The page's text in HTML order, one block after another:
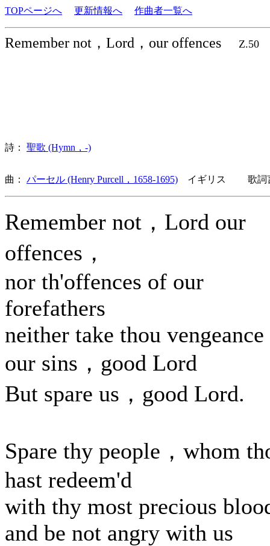
TOPページへ 更新情報へ 作曲者一覧へ
Remember not，Lord，our offences
詩： 聖歌 (Hymn，-)
曲： パーセル (Henry Purcell，1658-1695) イギリス 歌詞
Remember not，Lord our
offences，
nor th'offences of our
forefathers
neither take thou
our sins，good Lord
But spare us，good Lord.
Spare thy people，whom
hast redeem'd
with thy most precious
and be not angry with us